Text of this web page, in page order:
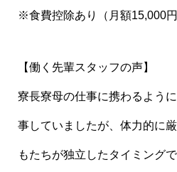
※食費控除あり（月額15,000円
【働く先輩スタッフの声】
寮長寮母の仕事に携わるよう
事していましたが、体力的に
もたちが独立したタイミング